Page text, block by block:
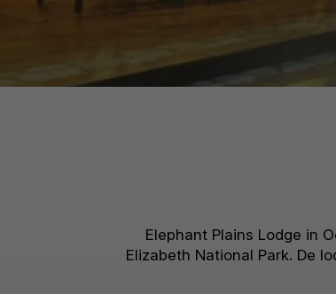
Elephant Plains Lodge in
Elizabeth National Park. De